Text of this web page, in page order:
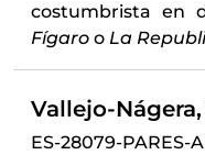
costumbrista en
Fígaro o La
ES-28079-PARES-